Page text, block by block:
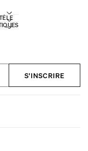
S'INSCRIRE